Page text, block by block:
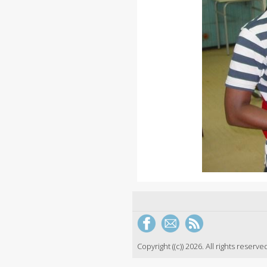
Copyright ((c)) 2026. All rights